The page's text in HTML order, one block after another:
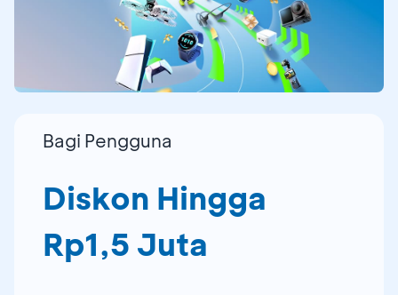
Bagi Pengguna
Diskon Hingga
Rp1,5 Juta